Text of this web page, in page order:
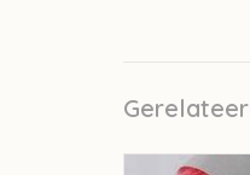
Filcolana